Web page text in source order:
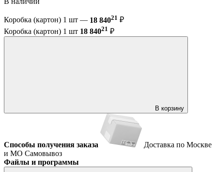
Коробка (картон) 1 шт — 18 84021 ₽
Коробка (картон) 1 шт 18 84021 ₽
В корзину
Способы получения заказа
Доставка по Москве
и МО Самовывоз
Файлы и программы